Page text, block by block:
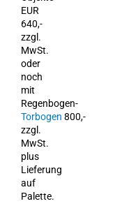
EUR
640,-
zzgl.
MwSt.
oder
noch
mit
Regenbogen-
Torbogen 800,-
zzgl.
MwSt.
plus
Lieferung
auf
Palette.